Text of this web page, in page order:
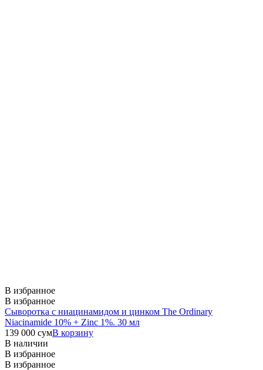
В избранное
В избранное
Сыворотка с ниацинамидом и цинком The Ordinary
Niacinamide 10% + Zinc 1%. 30 мл
139 000 сумВ корзину
В наличии
В избранное
В избранное